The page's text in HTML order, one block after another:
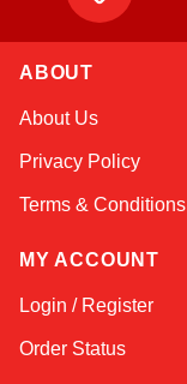
ABOUT
About Us
Privacy Policy
Terms & Conditions
MY ACCOUNT
Login / Register
Order Status